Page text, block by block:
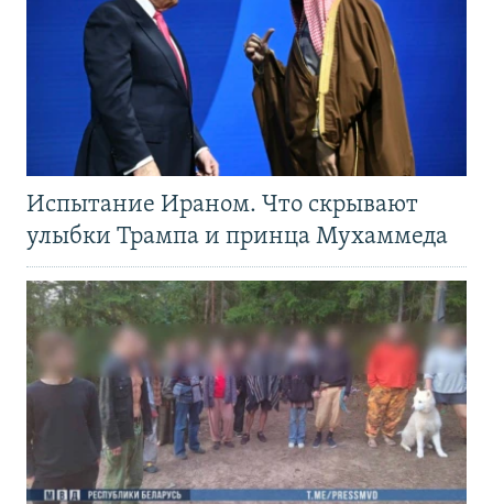
Испытание Ираном. Что скрывают
улыбки Трампа и принца Мухаммеда